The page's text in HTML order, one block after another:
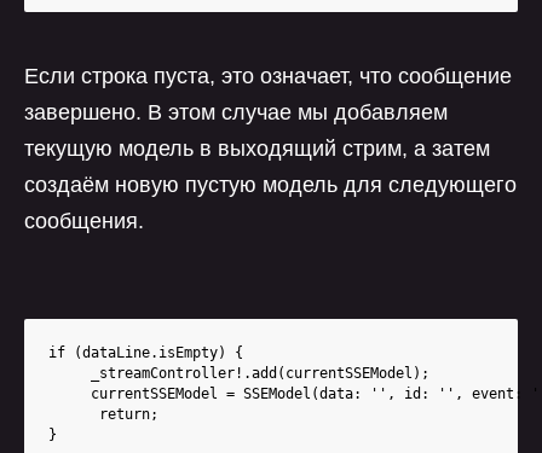
Если строка пуста, это означает, что сообщение
завершено. В этом случае мы добавляем
текущую модель в выходящий стрим, а затем
создаём новую пустую модель для следующего
сообщения.
if (dataLine.isEmpty) {
     _streamController!.add(currentSSEModel);
currentSSEModel = SSEModel(data: '', id: '', event:
      return;
}